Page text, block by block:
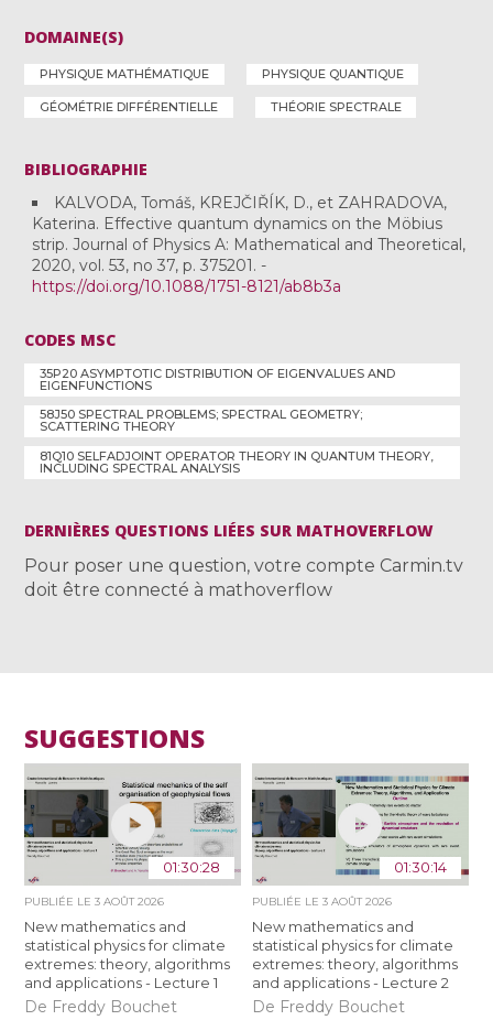
DOMAINE(S)
PHYSIQUE MATHÉMATIQUE PHYSIQUE QUANTIQUE
GÉOMÉTRIE DIFFÉRENTIELLE THÉORIE SPECTRALE
BIBLIOGRAPHIE
KALVODA, Tomáš, KREJČIŘÍK, D., et ZAHRADOVA,
Katerina. Effective quantum dynamics on the Möbius
strip. Journal of Physics A: Mathematical and Theoretical,
2020, vol. 53, no 37, p. 375201. -
https://doi.org/10.1088/1751-8121/ab8b3a
CODES MSC
35P20 ASYMPTOTIC DISTRIBUTION OF EIGENVALUES AND
EIGENFUNCTIONS
58J50 SPECTRAL PROBLEMS; SPECTRAL GEOMETRY;
SCATTERING THEORY
81Q10 SELFADJOINT OPERATOR THEORY IN QUANTUM THEORY,
INCLUDING SPECTRAL ANALYSIS
DERNIÈRES QUESTIONS LIÉES SUR MATHOVERFLOW
Pour poser une question, votre compte Carmin.tv
doit être connecté à mathoverflow
SUGGESTIONS
01:30:28
PUBLIÉE LE3 AOÛT 2026
New mathematics and
statistical physics for climate
extremes: theory, algorithms
and applications - Lecture 1
De Freddy Bouchet
01:30:14
PUBLIÉE LE 3 AOÛT 2026
New mathematics and
statistical physics for climate
extremes: theory, algorithms
and applications - Lecture 2
De Freddy Bouchet